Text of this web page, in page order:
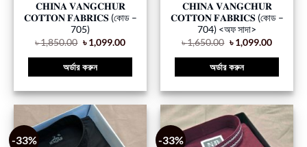
𝐂𝐇𝐈𝐍𝐀 𝐕𝐀𝐍𝐆𝐂𝐇𝐔𝐑
𝐂𝐎𝐓𝐓𝐎𝐍 𝐅𝐀𝐁𝐑𝐈𝐂𝐒 (কোড –
705)
৳1,850.00 ৳1,099.00
অর্ডার করুন
𝐂𝐇𝐈𝐍𝐀 𝐕𝐀𝐍𝐆𝐂𝐇𝐔𝐑
𝐂𝐎𝐓𝐓𝐎𝐍 𝐅𝐀𝐁𝐑𝐈𝐂𝐒 (কোড –
704) <অফ সাদা>
৳1,650.00 ৳1,099.00
অর্ডার করুন
-33% -33%